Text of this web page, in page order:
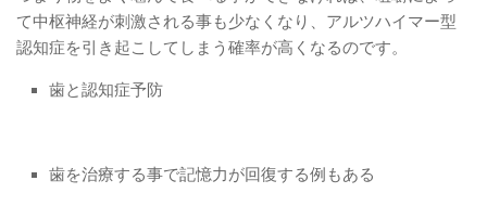
て中枢神経が刺激される事も少なくなり、アルツハイマー型
認知症を引き起こしてしまう確率が高くなるのです。
歯と認知症予防
歯を治療する事で記憶力が回復する例もある